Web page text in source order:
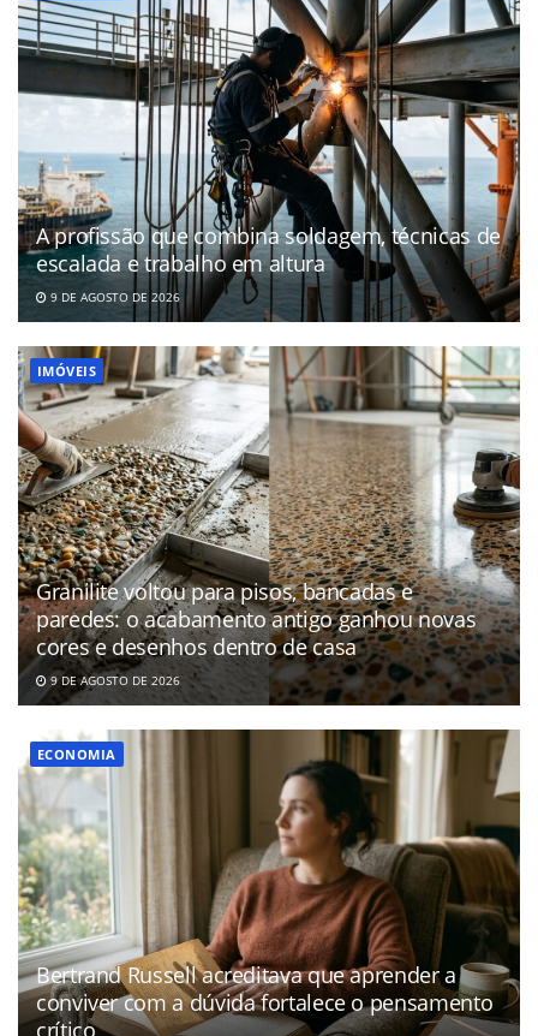
A profissão que combina soldagem, técnicas de
escalada e trabalho em altura
9 DE AGOSTO DE 2026
IMÓVEIS
Granilite voltou para pisos, bancadas e
paredes: o acabamento antigo ganhou novas
cores e desenhos dentro de casa
9 DE AGOSTO DE 2026
ECONOMIA
Bertrand Russell acreditava que aprender a
conviver com a dúvida fortalece o pensamento
crítico